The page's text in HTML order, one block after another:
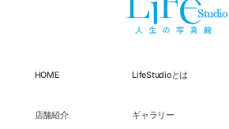
HOME LifeStudioとは
店舗紹介 ギャラリー